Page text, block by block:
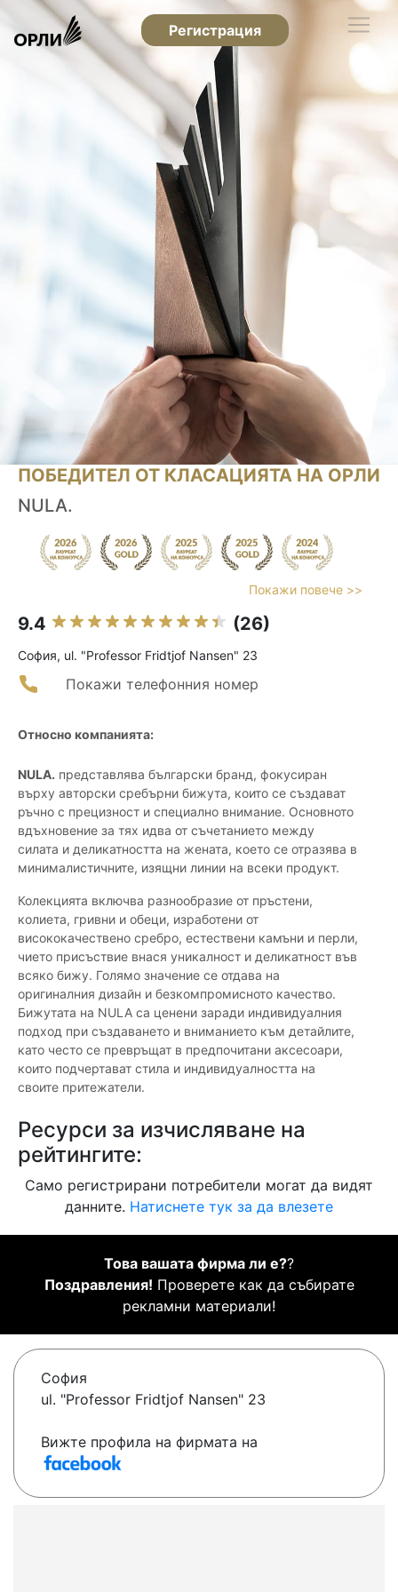
Регистрация
ПОБЕДИТЕЛ ОТ КЛАСАЦИЯТА НА ОРЛИ
NULA.
Покажи повече >>
9.4 (26)
София, ul. "Professor Fridtjof Nansen" 23
Покажи телефонния номер
Относно компанията:
NULA. представлява български бранд, фокусиран
върху авторски сребърни бижута, които се създават
ръчно с прецизност и специално внимание. Основното
вдъхновение за тях идва от съчетанието между
силата и деликатността на жената, което се отразява в
минималистичните, изящни линии на всеки продукт.
Колекцията включва разнообразие от пръстени,
колиета, гривни и обеци, изработени от
висококачествено сребро, естествени камъни и перли,
чието присъствие внася уникалност и деликатност във
всяко бижу. Голямо значение се отдава на
оригиналния дизайн и безкомпромисното качество.
Бижутата на NULA са ценени заради индивидуалния
подход при създаването и вниманието към детайлите,
като често се превръщат в предпочитани аксесоари,
които подчертават стила и индивидуалността на
своите притежатели.
Ресурси за изчисляване на
рейтингите:
Само регистрирани потребители могат да видят
данните. Натиснете тук за да влезете
Това вашата фирма ли е??
Поздравления! Проверете как да събирате
рекламни материали!
София
ul. "Professor Fridtjof Nansen" 23
Вижте профила на фирмата на